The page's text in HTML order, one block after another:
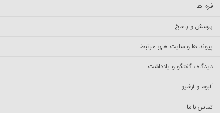
فرم ها
پرسش‌ و پاسخ
پیوند ها و سایت های مرتبط
دیدگاه ، گفتگو و یادداشت
آلبوم و آرشیو
تماس با ما